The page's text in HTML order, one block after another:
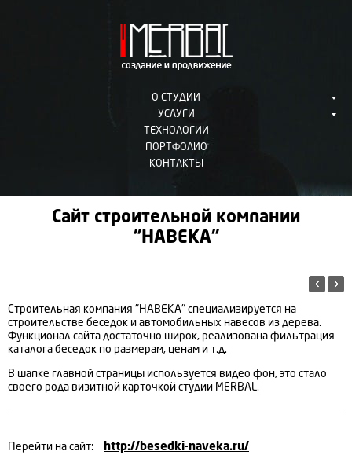
О СТУДИИ
УСЛУГИ
ТЕХНОЛОГИИ
ПОРТФОЛИО
КОНТАКТЫ
Сайт строительной компании
"НАВЕКА"
Строительная компания "НАВЕКА" специализируется на
строительстве беседок и автомобильных навесов из дерева.
Функционал сайта достаточно широк, реализована фильтрация
каталога беседок по размерам, ценам и т.д.
В шапке главной страницы используется видео фон, это стало
своего рода визитной карточкой студии MERBAL.
Перейти на сайт: http://besedki-naveka.ru/